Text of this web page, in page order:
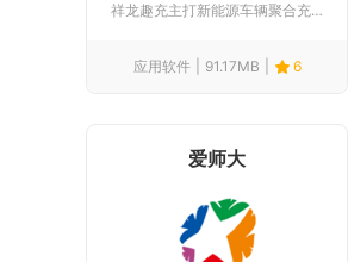
祥龙趣充主打新能源车辆聚合充电服务，整合市面主流充电场站资源...
应用软件 91.17MB 6
爱师大